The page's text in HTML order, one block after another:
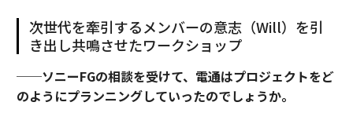
次世代を牽引するメンバーの意志（Will）を引
き出し共鳴させたワークショップ
──ソニーFGの相談を受けて、電通はプロジェクトをど
のようにプランニングしていったのでしょうか。